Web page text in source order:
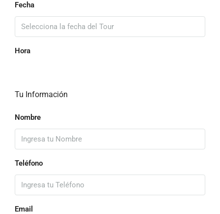
Fecha
Hora
Tu Información
Nombre
Teléfono
Email